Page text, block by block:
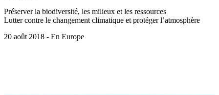
Préserver la biodiversité, les milieux et les ressources
Lutter contre le changement climatique et protéger l’atmosphère
20 août 2018 - En Europe